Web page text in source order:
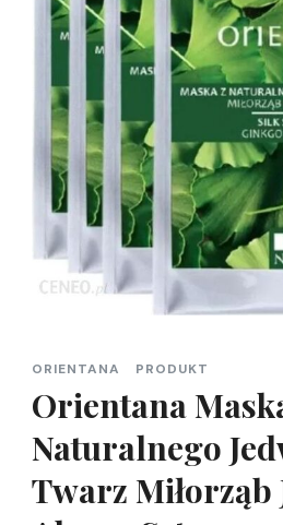
ORIENTANA PRODUKT
Orientana
Naturalnego
Twarz Miłorząb